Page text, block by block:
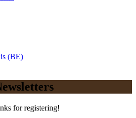
(BE)
for registering!